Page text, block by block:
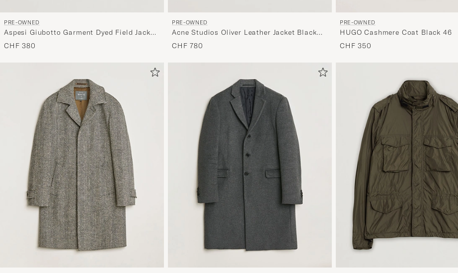
PRE-OWNED
Aspesi Giubotto Garment Dyed Field Jacket
Navy S
CHF 380
PRE-OWNED
Acne Studios Oliver Leather Jacket Black
48
CHF 780
PRE-OWNED
HUGO Cashmere Coat Black 46
CHF 350